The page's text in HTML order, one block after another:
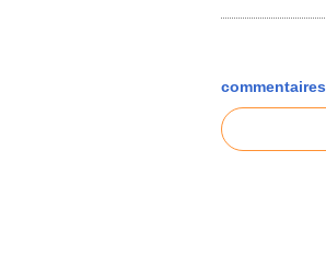
commentaires